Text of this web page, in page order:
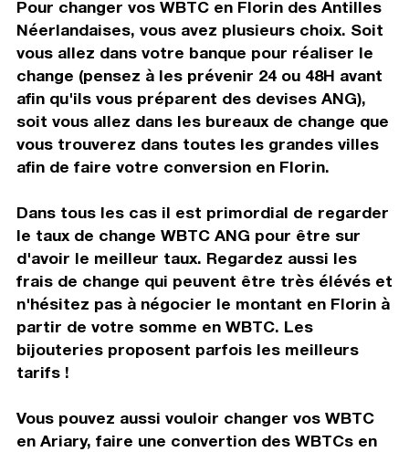
Pour changer vos WBTC en Florin des Antilles
Néerlandaises, vous avez plusieurs choix. Soit
vous allez dans votre banque pour réaliser le
change (pensez à les prévenir 24 ou 48H avant
afin qu'ils vous préparent des devises ANG),
soit vous allez dans les bureaux de change que
vous trouverez dans toutes les grandes villes
afin de faire votre conversion en Florin.
Dans tous les cas il est primordial de regarder
le taux de change WBTC ANG pour être sur
d'avoir le meilleur taux. Regardez aussi les
frais de change qui peuvent être très élévés et
n'hésitez pas à négocier le montant en Florin à
partir de votre somme en WBTC. Les
bijouteries proposent parfois les meilleurs
tarifs !
Vous pouvez aussi vouloir changer vos WBTC
en Ariary, faire une convertion des WBTCs en